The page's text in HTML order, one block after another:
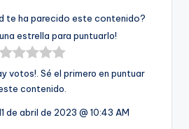
te ha parecido este contenido?
estrella para puntuarlo!
votos!. Sé el primero en puntuar
contenido.
de abril de 2023 @ 10:43 AM